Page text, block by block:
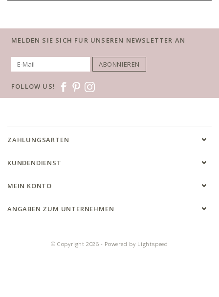
MELDEN SIE SICH FÜR UNSEREN NEWSLETTER AN
ABONNIEREN
FOLLOW US!
ZAHLUNGSARTEN
KUNDENDIENST
MEIN KONTO
ANGABEN ZUM UNTERNEHMEN
© Copyright 2026 - Powered by Lightspeed